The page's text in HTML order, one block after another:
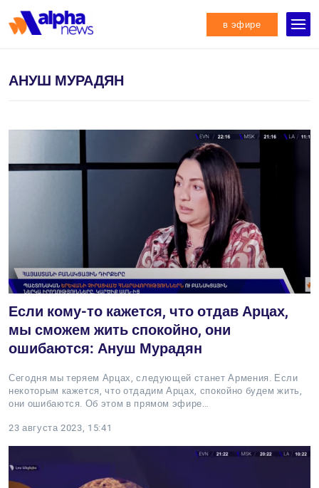
в эфире
АНУШ МУРАДЯН
Если кому-то кажется, что отдав Арцах,
мы сможем жить спокойно, они
ошибаются: Ануш Мурадян
Сегодня мы теряем Арцах, следующей станет Армения. Если
некоторым кажется, что отдадим Арцах, спокойно будем жить,
они ошибаются. Об этом в прямом эфире…
23 августа 2023, 15:41